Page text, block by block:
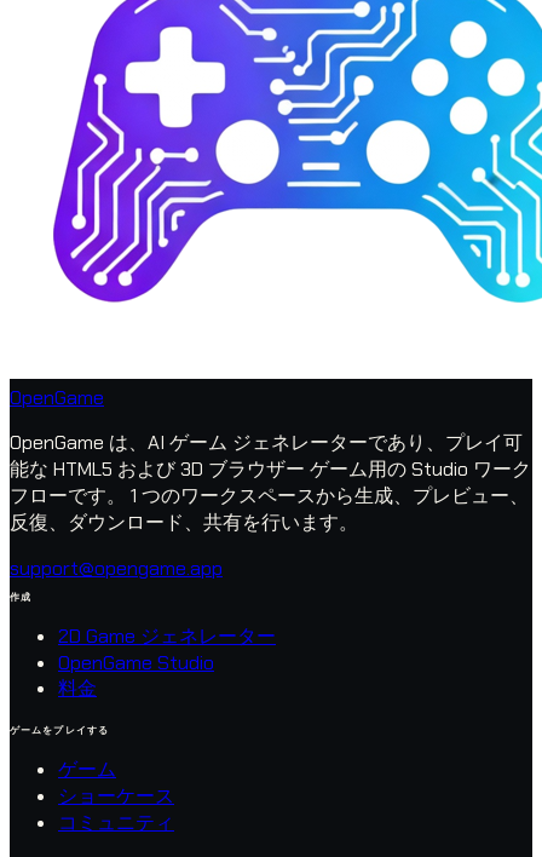
OpenGame
OpenGame は、AI ゲーム ジェネレーターであり、プレイ可
能な HTML5 および 3D ブラウザー ゲーム用の Studio ワーク
フローです。 1 つのワークスペースから生成、プレビュー、
反復、ダウンロード、共有を行います。
support@opengame.app
作成
2D Game ジェネレーター
OpenGame Studio
料金
ゲームをプレイする
ゲーム
ショーケース
コミュニティ